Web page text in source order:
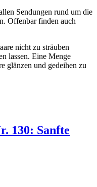
Sendungen rund um die
Offenbar finden auch
nicht zu sträuben
lassen. Eine Menge
glänzen und gedeihen zu
130: Sanfte